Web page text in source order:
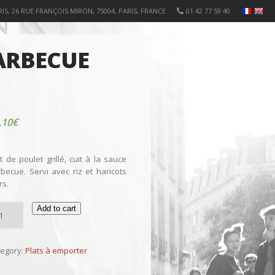
01 42 77 59 40
26 RUE FRANÇOIS MIRON, 75004, PARIS, FRANCE
€
de poulet grillé, cuit à la sauce
Servi avec riz et haricots
Add to cart
Plats à emporter